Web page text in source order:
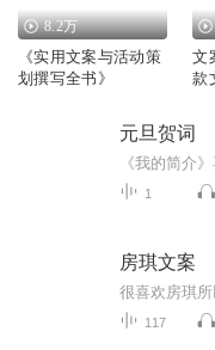
8.2万
《实用文案与活动策
划撰写全书》
文
款
元旦贺词
1
房琪文案
117